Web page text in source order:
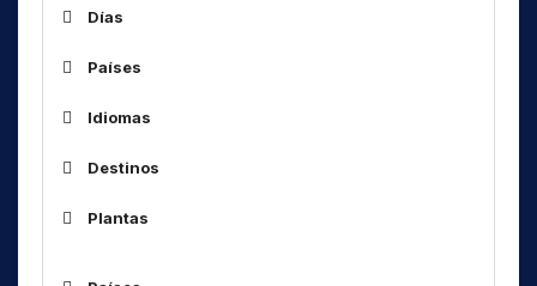
Días
Países
ARS
AUS
Idiomas
Destinos
Af
Plantas